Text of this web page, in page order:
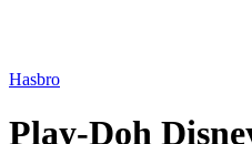
Hasbro
Play-Doh